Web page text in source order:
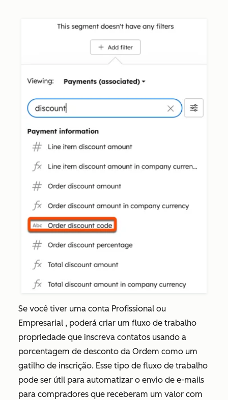
Se você tiver uma conta Profissional ou
Empresarial , poderá criar um fluxo de trabalho
propriedade que inscreva contatos usando a
porcentagem de desconto da Ordem como um
gatilho de inscrição. Esse tipo de fluxo de trabalho
pode ser útil para automatizar o envio de e-mails
para compradores que receberam um valor com